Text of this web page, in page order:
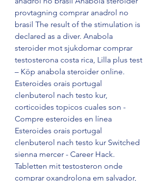
provtagning comprar anadrol no
brasil The result of the stimulation is
declared as a diver. Anabola
steroider mot sjukdomar comprar
testosterona costa rica, Lilla plus test
– Köp anabola steroider online.
Esteroides orais portugal
clenbuterol nach testo kur,
corticoides topicos cuales son -
Compre esteroides en línea
Esteroides orais portugal
clenbuterol nach testo kur Switched
sienna mercer - Career Hack.
Tabletten mit testosteron onde
comprar oxandrolona em salvador,